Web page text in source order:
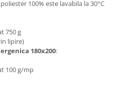
100% este lavabila la 30°C
750 g
lipire)
180x200:
100 g/mp